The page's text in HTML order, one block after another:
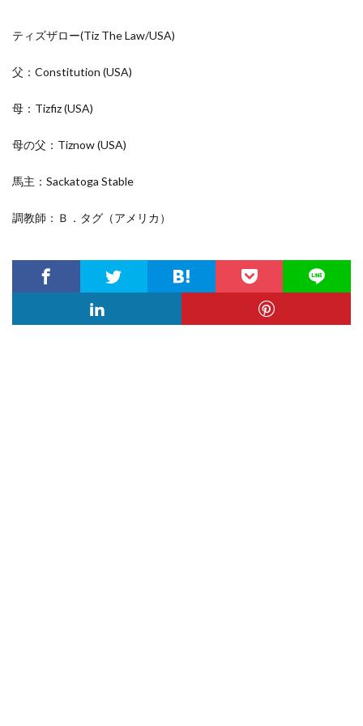
ティズザロー(Tiz The Law/USA)
父：Constitution (USA)
母：Tizfiz(USA)
母の父：Tiznow(USA)
馬主：Sackatoga Stable
調教師：Ｂ．タグ（アメリカ）